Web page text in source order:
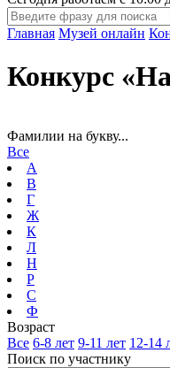
Главная Музей онлайн
Конкурс
Фамилии на букву...
Все
А
В
Г
Ж
К
Л
Н
Р
С
Ф
Возраст
Все 6-8 лет 9-11 лет 12-14
Поиск по участнику